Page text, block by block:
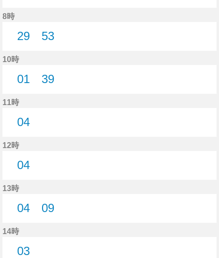
8時
29
53
10時
01
39
11時
04
12時
04
13時
04
09
14時
03